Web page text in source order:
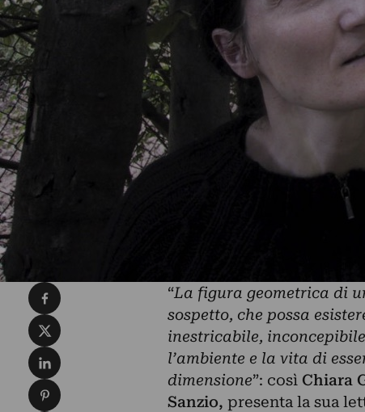
“La figura geometrica di
sospetto, che possa
inestricabile,
l’ambiente e la vita di
dimensione”: così Chiara
Sanzio, presenta la sua
Condividi su Facebook
Condividi su X
Condividi su LinkedIn
Condividi su Pinterest